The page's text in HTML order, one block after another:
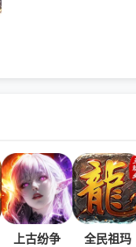
上古纷争 全民祖玛